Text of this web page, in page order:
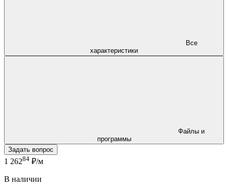
характеристики
программы
Задать вопрос
1 26284 ₽/м
В наличии